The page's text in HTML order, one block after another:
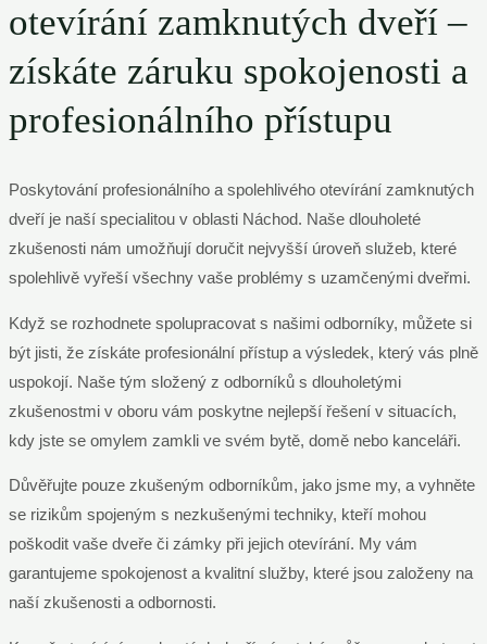
otevírání zamknutých dveří –
získáte záruku spokojenosti a
profesionálního přístupu
Poskytování profesionálního a spolehlivého otevírání zamknutých
dveří je naší specialitou v oblasti Náchod. Naše dlouholeté
zkušenosti nám umožňují doručit nejvyšší úroveň služeb, které
spolehlivě vyřeší všechny vaše problémy s uzamčenými dveřmi.
Když se rozhodnete spolupracovat s našimi odborníky, můžete si
být jisti, že získáte profesionální přístup a výsledek, který vás plně
uspokojí. Naše tým složený z odborníků s dlouholetými
zkušenostmi v oboru vám poskytne nejlepší řešení v situacích,
kdy jste se omylem zamkli ve svém bytě, domě nebo kanceláři.
Důvěřujte pouze zkušeným odborníkům, jako jsme my, a vyhněte
se rizikům spojeným s nezkušenými techniky, kteří mohou
poškodit vaše dveře či zámky při jejich otevírání. My vám
garantujeme spokojenost a kvalitní služby, které jsou založeny na
naší zkušenosti a odbornosti.